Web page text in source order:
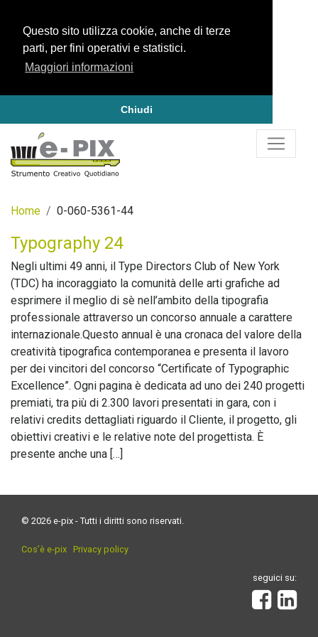
Questo sito utilizza cookie, anche di terze
parti, per fini operativi e statistici.
Maggiori informazioni
Chiudi
Home 0-060-5361-44
Typography 24
Negli ultimi 49 anni, il Type Directors Club of New York
(TDC) ha incoraggiato la comunità delle arti grafiche ad
esprimere il meglio di sè nell’ambito della tipografia
professionale attraverso un concorso annuale a carattere
internazionale.Questo annual è una cronaca del valore della
creatività tipografica contemporanea e presenta il lavoro
per dei vincitori del concorso “Certificate of Typographic
Excellence”. Ogni pagina è dedicata ad uno dei 240 progetti
premiati, tra più di 2.300 lavori presentati in gara, con i
relativi credits dettagliati riguardo il Cliente, il progetto, gli
obiettivi creativi e le relative note del progettista. È
presente anche una […]
© 2026 e-pix - Tutti i diritti sono riservati.
Cos’è e-pix Privacy policy
seguici su: